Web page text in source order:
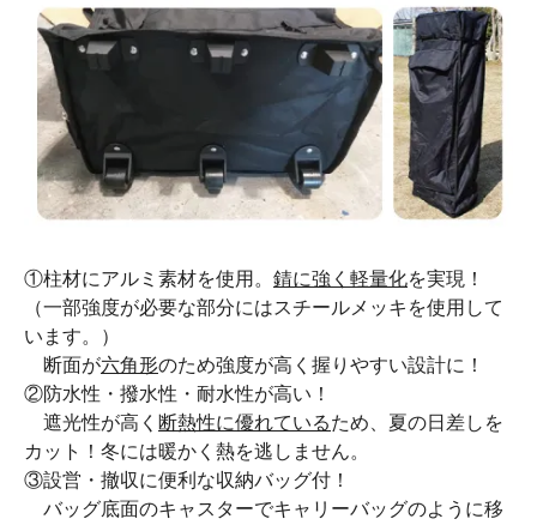
①柱材にアルミ素材を使用。 錆に強く軽量化を実現！
（一部強度が必要な部分にはスチールメッキを使用して
います。）
断面が六角形のため強度が高く握りやすい設計に！
②防水性・撥水性・耐水性が高い！
遮光性が高く 断熱性に優れているため、夏の日差しを
カット！冬には暖かく熱を逃しません。
③設営・撤収に便利な収納バッグ付！
バッグ底面のキャスターでキャリーバッグのように移